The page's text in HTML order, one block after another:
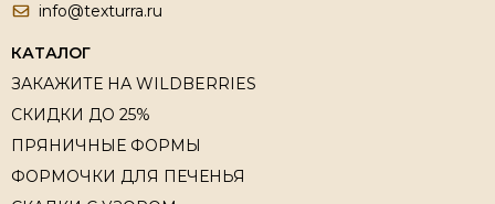
info@texturra.ru
КАТАЛОГ
ЗАКАЖИТЕ НА WILDBERRIES
СКИДКИ ДО 25%
ПРЯНИЧНЫЕ ФОРМЫ
ФОРМОЧКИ ДЛЯ ПЕЧЕНЬЯ